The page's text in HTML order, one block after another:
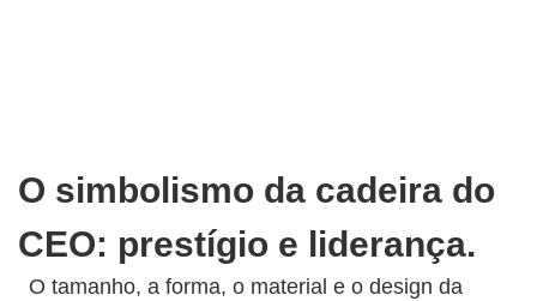
O simbolismo da cadeira do
CEO: prestígio e liderança.
O tamanho, a forma, o material e o design da